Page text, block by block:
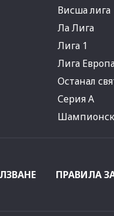
Висша лига
Ла Лига
Лига 1
Лига
Останал
Серия А
ПРАВИЛА